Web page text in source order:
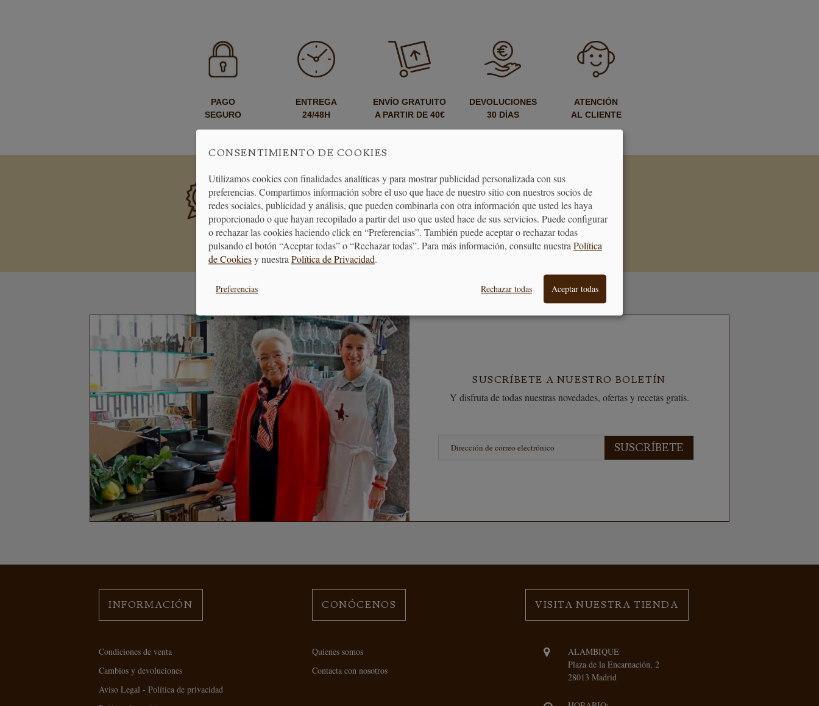
PAGO
SEGURO
ENTREGA
24/48H
ENVÍO GRATUITO
A PARTIR DE 40€
DEVOLUCIONES
30 DÍAS
ATENCIÓN
AL CLIENTE
PREMIAMOS TUS COMPRAS
Consigue puntos en tus compras que
se transformarán en vales descuento
BONO REGALO
La forma más fácil de acertar cuando
quieras hacer un regalo
SUSCRÍBETE A NUESTRO BOLETÍN
Y disfruta de todas nuestras novedades, ofertas y recetas gratis.
SUSCRÍBETE
INFORMACIÓN
Condiciones de venta
Cambios y devoluciones
Aviso Legal - Política de privacidad
CONÓCENOS
Quienes somos
Contacta con nosotros
VISITA NUESTRA TIENDA
ALAMBIQUE
Plaza de la Encarnación, 2
28013 Madrid
CONSENTIMIENTO DE COOKIES
Utilizamos cookies con finalidades analíticas y para mostrar publicidad personalizada con sus
preferencias. Compartimos información sobre el uso que hace de nuestro sitio con nuestros socios de
redes sociales, publicidad y análisis, que pueden combinarla con otra información que usted les haya
proporcionado o que hayan recopilado a partir del uso que usted hace de sus servicios. Puede configurar
o rechazar las cookies haciendo click en “Preferencias”. También puede aceptar o rechazar todas
pulsando el botón “Aceptar todas” o “Rechazar todas”. Para más información, consulte nuestra Política
de Cookiesy nuestra Política de Privacidad.
Preferencias Rechazar todas Aceptar todas